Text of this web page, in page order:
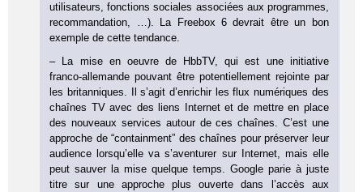
utilisateurs, fonctions sociales associées aux programmes,
recommandation, …). La Freebox 6 devrait être un bon
exemple de cette tendance.
– La mise en oeuvre de HbbTV, qui est une initiative
franco-allemande pouvant être potentiellement rejointe par
les britanniques. Il s’agit d’enrichir les flux numériques des
chaînes TV avec des liens Internet et de mettre en place
des nouveaux services autour de ces chaînes. C’est une
approche de “containment” des chaînes pour préserver leur
audience lorsqu’elle va s’aventurer sur Internet, mais elle
peut sauver la mise quelque temps. Google parie à juste
titre sur une approche plus ouverte dans l’accès aux